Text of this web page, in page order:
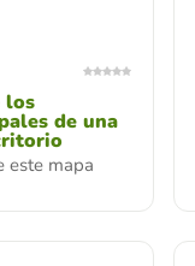
los
de una
este mapa